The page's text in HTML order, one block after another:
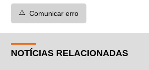
⚠️ Comunicar erro
NOTÍCIAS RELACIONADAS